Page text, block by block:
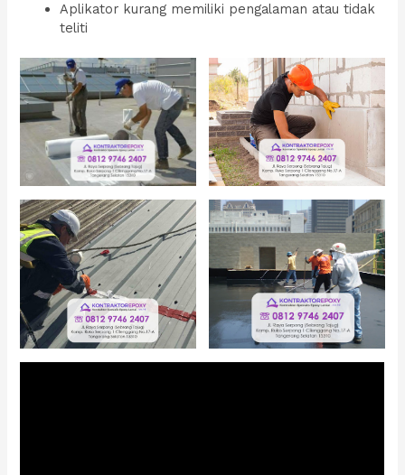
Aplikator kurang memiliki pengalaman atau tidak
teliti